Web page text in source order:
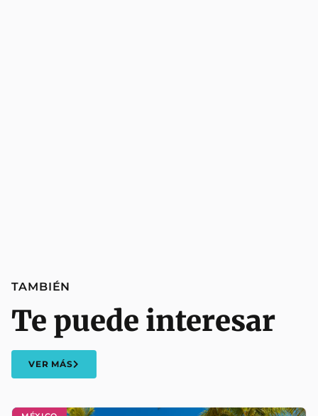
TAMBIÉN
Te puede interesar
VER MÁS